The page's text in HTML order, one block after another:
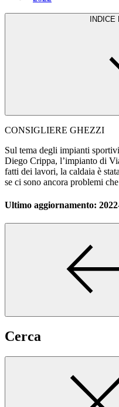
CONSIGLIERE GHEZZI
Sul tema degli impianti
Diego Crippa, l’impianto di
fatti dei lavori, la caldaia è
se ci sono ancora problemi
Ultimo aggiornamento:
Cerca